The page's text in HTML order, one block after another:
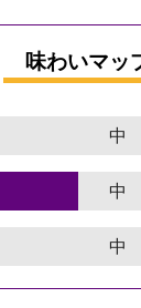
味わいマッ
中
中
中